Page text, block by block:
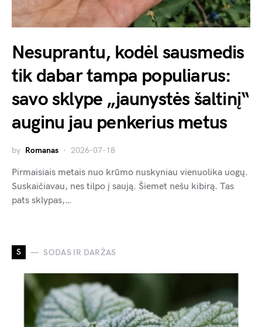
Nesuprantu, kodėl sausmedis
tik dabar tampa populiarus:
savo sklype „jaunystės šaltinį“
auginu jau penkerius metus
by Romanas 2026-07-18
Pirmaisiais metais nuo krūmo nuskyniau vienuolika uogų.
Suskaičiavau, nes tilpo į saują. Šiemet nešu kibirą. Tas
pats sklypas,…
S SODAS IR DARŽAS